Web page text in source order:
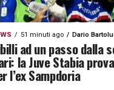
51 minuti ago Dario
ad un passo dalla
la Juve Stabia
l’ex Sampdoria